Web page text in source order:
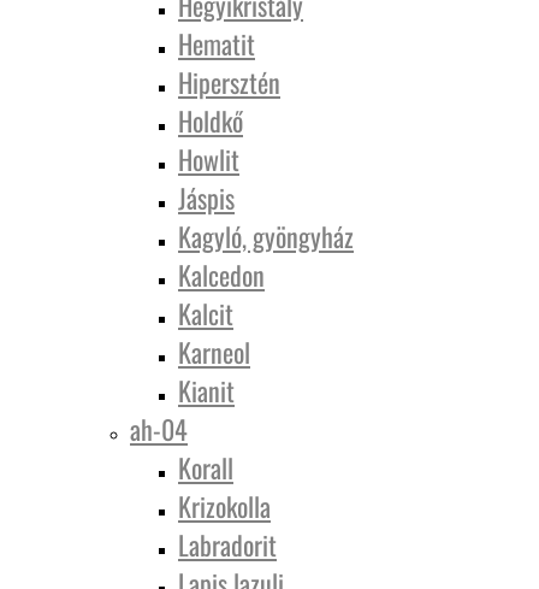
Hematit
Hipersztén
Holdkő
Howlit
Jáspis
Kagyló, gyöngyház
Kalcedon
Kalcit
Karneol
Kianit
ah-04
Korall
Krizokolla
Labradorit